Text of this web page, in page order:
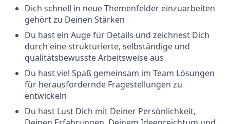
Dich schnell in neue Themenfelder einzuarbeiten
gehört zu Deinen Stärken
Du hast ein Auge für Details und zeichnest Dich
durch eine strukturierte, selbständige und
qualitätsbewusste Arbeitsweise aus
Du hast viel Spaß gemeinsam im Team Lösungen
für herausfordernde Fragestellungen zu
entwickeln
Du hast Lust Dich mit Deiner Persönlichkeit,